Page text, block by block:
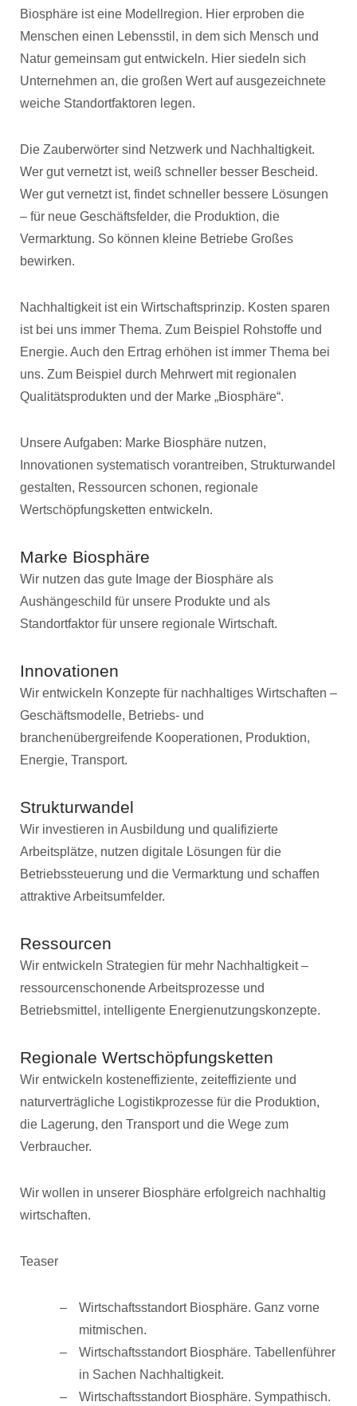
Biosphäre ist eine Modellregion. Hier erproben die
Menschen einen Lebensstil, in dem sich Mensch und
Natur gemeinsam gut entwickeln. Hier siedeln sich
Unternehmen an, die großen Wert auf ausgezeichnete
weiche Standortfaktoren legen.
Die Zauberwörter sind Netzwerk und Nachhaltigkeit.
Wer gut vernetzt ist, weiß schneller besser Bescheid.
Wer gut vernetzt ist, findet schneller bessere Lösungen
– für neue Geschäftsfelder, die Produktion, die
Vermarktung. So können kleine Betriebe Großes
bewirken.
Nachhaltigkeit ist ein Wirtschaftsprinzip. Kosten sparen
ist bei uns immer Thema. Zum Beispiel Rohstoffe und
Energie. Auch den Ertrag erhöhen ist immer Thema bei
uns. Zum Beispiel durch Mehrwert mit regionalen
Qualitätsprodukten und der Marke „Biosphäre“.
Unsere Aufgaben: Marke Biosphäre nutzen,
Innovationen systematisch vorantreiben, Strukturwandel
gestalten, Ressourcen schonen, regionale
Wertschöpfungsketten entwickeln.
Marke Biosphäre
Wir nutzen das gute Image der Biosphäre als
Aushängeschild für unsere Produkte und als
Standortfaktor für unsere regionale Wirtschaft.
Innovationen
Wir entwickeln Konzepte für nachhaltiges Wirtschaften –
Geschäftsmodelle, Betriebs- und
branchenübergreifende Kooperationen, Produktion,
Energie, Transport.
Strukturwandel
Wir investieren in Ausbildung und qualifizierte
Arbeitsplätze, nutzen digitale Lösungen für die
Betriebssteuerung und die Vermarktung und schaffen
attraktive Arbeitsumfelder.
Ressourcen
Wir entwickeln Strategien für mehr Nachhaltigkeit –
ressourcenschonende Arbeitsprozesse und
Betriebsmittel, intelligente Energienutzungskonzepte.
Regionale Wertschöpfungsketten
Wir entwickeln kosteneffiziente, zeiteffiziente und
naturverträgliche Logistikprozesse für die Produktion,
die Lagerung, den Transport und die Wege zum
Verbraucher.
Wir wollen in unserer Biosphäre erfolgreich nachhaltig
wirtschaften.
Teaser
Wirtschaftsstandort Biosphäre. Ganz vorne
mitmischen.
Wirtschaftsstandort Biosphäre. Tabellenführer
in Sachen Nachhaltigkeit.
Wirtschaftsstandort Biosphäre. Sympathisch.